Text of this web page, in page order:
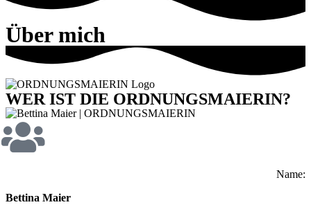
Über mich
WER IST DIE ORDNUNGSMAIERIN?
Name:
Bettina Maier